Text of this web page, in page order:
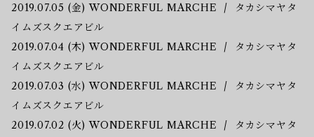
2019.07.05 (金) WONDERFUL MARCHE / タカシマヤタ
イムズスクエアビル
2019.07.04 (木) WONDERFUL MARCHE / タカシマヤタ
イムズスクエアビル
2019.07.03 (水) WONDERFUL MARCHE / タカシマヤタ
イムズスクエアビル
2019.07.02 (火) WONDERFUL MARCHE / タカシマヤタ